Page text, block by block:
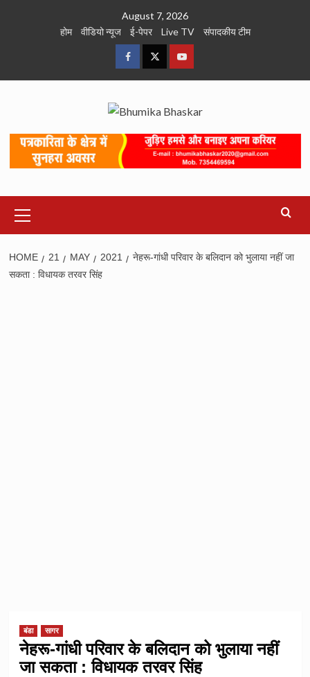
August 7, 2026
होम
वीडियो न्यूज ई-पेपर Live TV संपादकीय टीम
FacebookTwitterYoutube
Menu
HOME 21 MAY 2021
नेहरू-गांधी परिवार के बलिदान को भुलाया नहीं जा
सकता : विधायक तरवर सिंह
बंडा सागर
नेहरू-गांधी परिवार के बलिदान को भुलाया नहीं
जा सकता : विधायक तरवर सिंह